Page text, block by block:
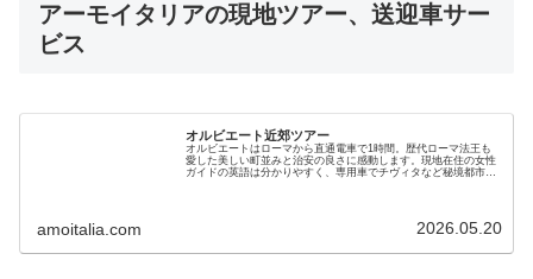
アーモイタリアの現地ツアー、送迎車サー
ビス
オルビエート近郊ツアー
オルビエートはローマから直通電車で1時間。歴代ローマ法王も
愛した美しい町並みと治安の良さに感動します。現地在住の女性
ガイドの英語は分かりやすく、専用車でチヴィタなど秘境都市も
amoitalia.com 2026.05.20